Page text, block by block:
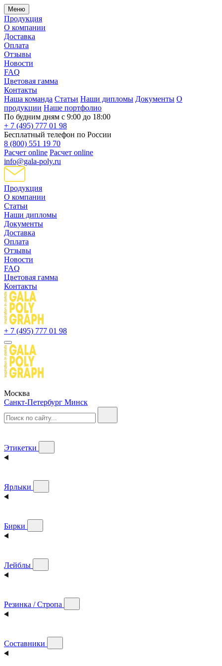
Меню
Продукция
О компании
Доставка
Оплата
Отзывы
Новости
FAQ
Цветовая гамма
Контакты
Наша команда Статьи Наши дипломы Документы О
продукции Наше портфолио
По будним дням с 9:00 до 18:00
+ 7 (495) 777 01 98
Бесплатный телефон по России
8 (800) 551 19 70
Расчет online Расчет online
info@gala-poly.ru
Продукция
О компании
Статьи
Наши дипломы
Документы
Доставка
Оплата
Отзывы
Новости
FAQ
Цветовая гамма
Контакты
+ 7 (495) 777 01 98
Москва
Санкт-Петербург Минск
Этикетки
Ярлыки
Бирки
Лейблы
Резинка / Стропа
Составники